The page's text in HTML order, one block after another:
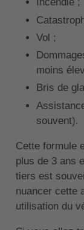
Incendie ;
Vol ;
moins
Bris de
souvent).
Cette formule
plus de 3 ans
tiers est
nuancer cette
utilisation du